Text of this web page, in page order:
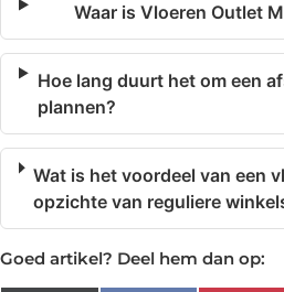
Waar is Vloeren Outlet
Hoe lang duurt het om een
plannen?
Wat is het voordeel van een
opzichte van reguliere
Goed artikel? Deel hem dan op: